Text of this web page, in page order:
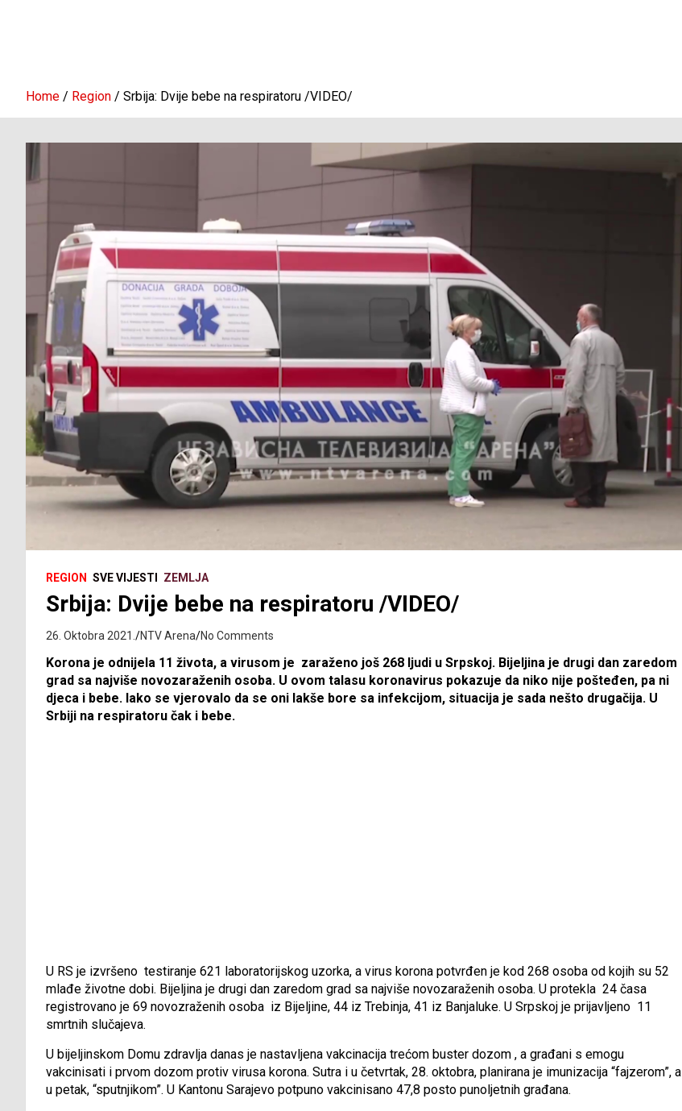
Home Region Srbija: Dvije bebe na respiratoru /VIDEO/
REGION SVE VIJESTI ZEMLJA
Srbija: Dvije bebe na respiratoru /VIDEO/
26. Oktobra 2021. NTV Arena No Comments
Korona je odnijela 11 života, a virusom je zaraženo još 268 ljudi u Srpskoj. Bijeljina je drugi dan zaredom
grad sa najviše novozaraženih osoba. U ovom talasu koronavirus pokazuje da niko nije pošteđen, pa ni
djeca i bebe. Iako se vjerovalo da se oni lakše bore sa infekcijom, situacija je sada nešto drugačija. U
Srbiji na respiratoru čak i bebe.
U RS je izvršeno testiranje 621 laboratorijskog uzorka, a virus korona potvrđen je kod 268 osoba od kojih su 52
mlađe životne dobi. Bijeljina je drugi dan zaredom grad sa najviše novozaraženih osoba. U protekla 24 časa
registrovano je 69 novozraženih osoba iz Bijeljine, 44 iz Trebinja, 41 iz Banjaluke. U Srpskoj je prijavljeno 11
smrtnih slučajeva.
U bijeljinskom Domu zdravlja danas je nastavljena vakcinacija trećom buster dozom , a građani s emogu
vakcinisati i prvom dozom protiv virusa korona. Sutra i u četvrtak, 28. oktobra, planirana je imunizacija “fajzerom”, a
u petak, “sputnjikom”. U Kantonu Sarajevo potpuno vakcinisano 47,8 posto punoljetnih građana.